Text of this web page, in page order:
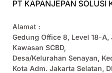
PT KAPANJEPAN SOLUSI
Alamat :
Gedung Office 8, Level 18-
Kawasan SCBD,
Desa/Kelurahan Senayan,
Kota Adm. Jakarta Selatan,